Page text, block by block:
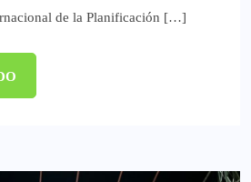
de la Planificación […]